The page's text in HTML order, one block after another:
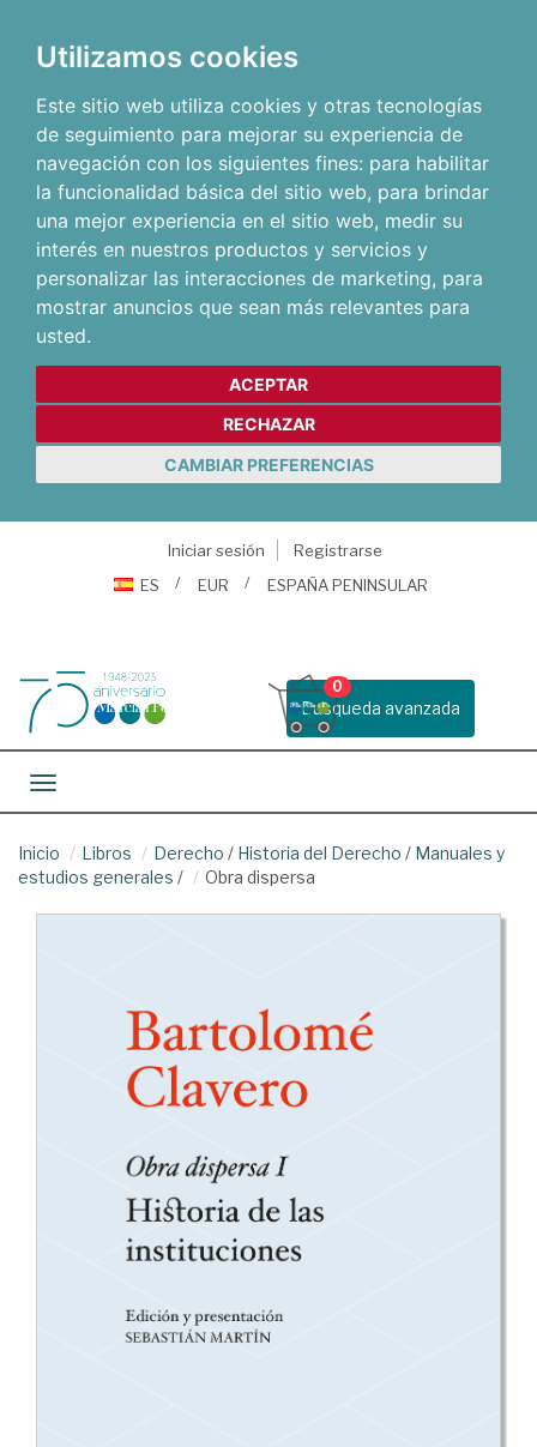
Utilizamos cookies
Este sitio web utiliza cookies y otras tecnologías
de seguimiento para mejorar su experiencia de
navegación con los siguientes fines: para habilitar
la funcionalidad básica del sitio web, para brindar
una mejor experiencia en el sitio web, medir su
interés en nuestros productos y servicios y
personalizar las interacciones de marketing, para
mostrar anuncios que sean más relevantes para
usted.
ACEPTAR
RECHAZAR
CAMBIAR PREFERENCIAS
Iniciar sesión
Registrarse
ES
EUR ESPAÑA PENINSULAR
Busqueda avanzada
0
Toggle navigation
Inicio Libros Derecho / Historia del Derecho / Manuales y
estudios generales / Obra dispersa